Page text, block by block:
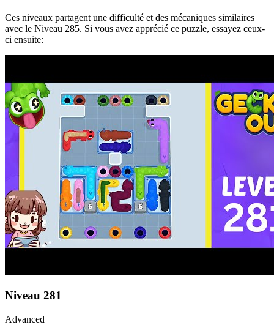
Ces niveaux partagent une difficulté et des mécaniques similaires
avec le Niveau 285. Si vous avez apprécié ce puzzle, essayez ceux-
ci ensuite:
Niveau 281
Advanced